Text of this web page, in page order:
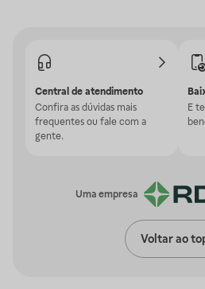
Central de atendimento
Confira as dúvidas mais
frequentes ou fale com a
gente.
E
Uma empresa
Voltar ao